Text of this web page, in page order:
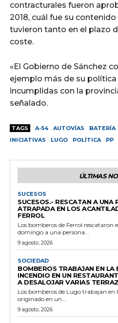
contracturales fueron
2018, cuál fue su
tuvieron tanto en el plazo
coste.
«El Gobierno de Sánchez
ejemplo más de su
incumplidas con la
señalado.
TAGS A-54 AUTOVÍAS BATERÍA
INICIATIVAS
LUGO POLÍTICA PP
ÚLTIMAS
SUCESOS
SUCESOS.- RESCATAN A UNA
ATRAPADA EN LOS
FERROL
Los bomberos de Ferrol rescataron
domingo a una persona...
9 agosto, 2026
SOCIEDAD
BOMBEROS TRABAJAN EN LA
INCENDIO EN UN
A DESALOJAR VARIAS
Los bomberos de Lugo trabajan en
originado en un...
9 agosto, 2026